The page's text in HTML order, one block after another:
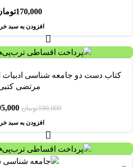
170,000
افزودن به سبد
کتاب دست دو جامعه شناسی ادبیات
مرتضی
190,000تومان
افزودن به سبد